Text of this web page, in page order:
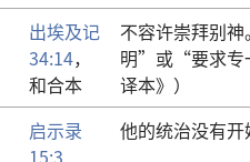
出埃及记
34:14，
和合本
不容许崇拜别
明”或“要求专
译本》）
启示录
15:3
他的统治没有